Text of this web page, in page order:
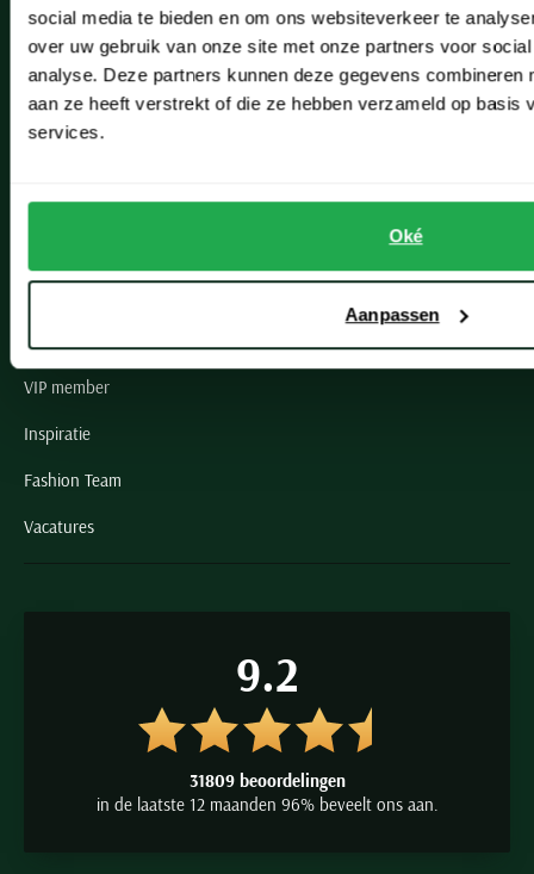
social media te bieden en om ons websiteverkeer te
over uw gebruik van onze site met onze partners voor
analyse. Deze partners kunnen deze gegevens combineren
aan ze heeft verstrekt of die ze hebben verzameld op basis
services.
Oké
Aanpassen
Noordwijk
Oegstgeest
Paul & Shark specialist
VIP member
Inspiratie
Fashion Team
Vacatures
9.2
31809 beoordelingen
in de laatste 12 maanden 96% beveelt ons aan.